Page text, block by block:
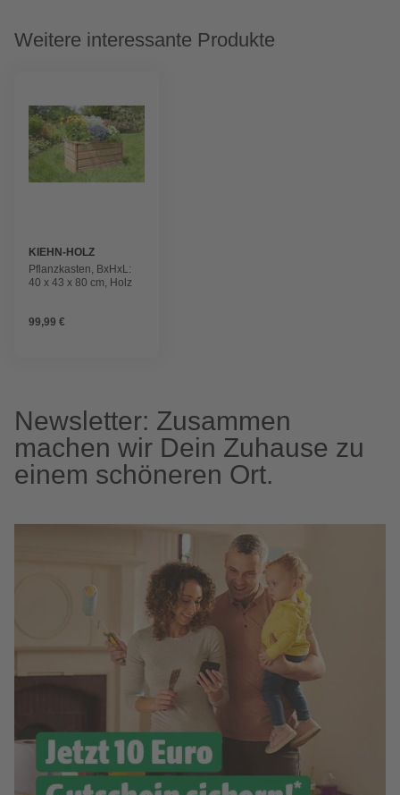
Weitere interessante Produkte
KIEHN-HOLZ
Pflanzkasten, BxHxL:
40 x 43 x 80 cm, Holz
99,99 €
Newsletter: Zusammen
machen wir Dein Zuhause zu
einem schöneren Ort.